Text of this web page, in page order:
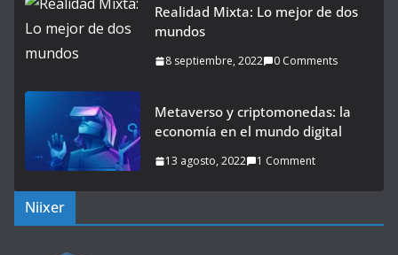
Realidad Mixta: Lo mejor de dos
mundos
8 septiembre, 2022 0 Comments
Metaverso y criptomonedas: la
economía en el mundo digital
13 agosto, 2022 1 Comment
Niixer